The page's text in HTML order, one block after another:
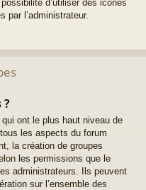
d’utiliser des icônes
par l’administrateur.
?
ont le plus haut niveau de
les aspects du forum
la création de groupes
les permissions que le
administrateurs. Ils peuvent
sur l’ensemble des